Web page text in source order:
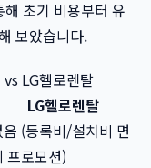
초기 비용부터 유
보았습니다.
LG헬로렌탈
LG헬로렌탈
음 (등록비/설치비 면
프로모션)